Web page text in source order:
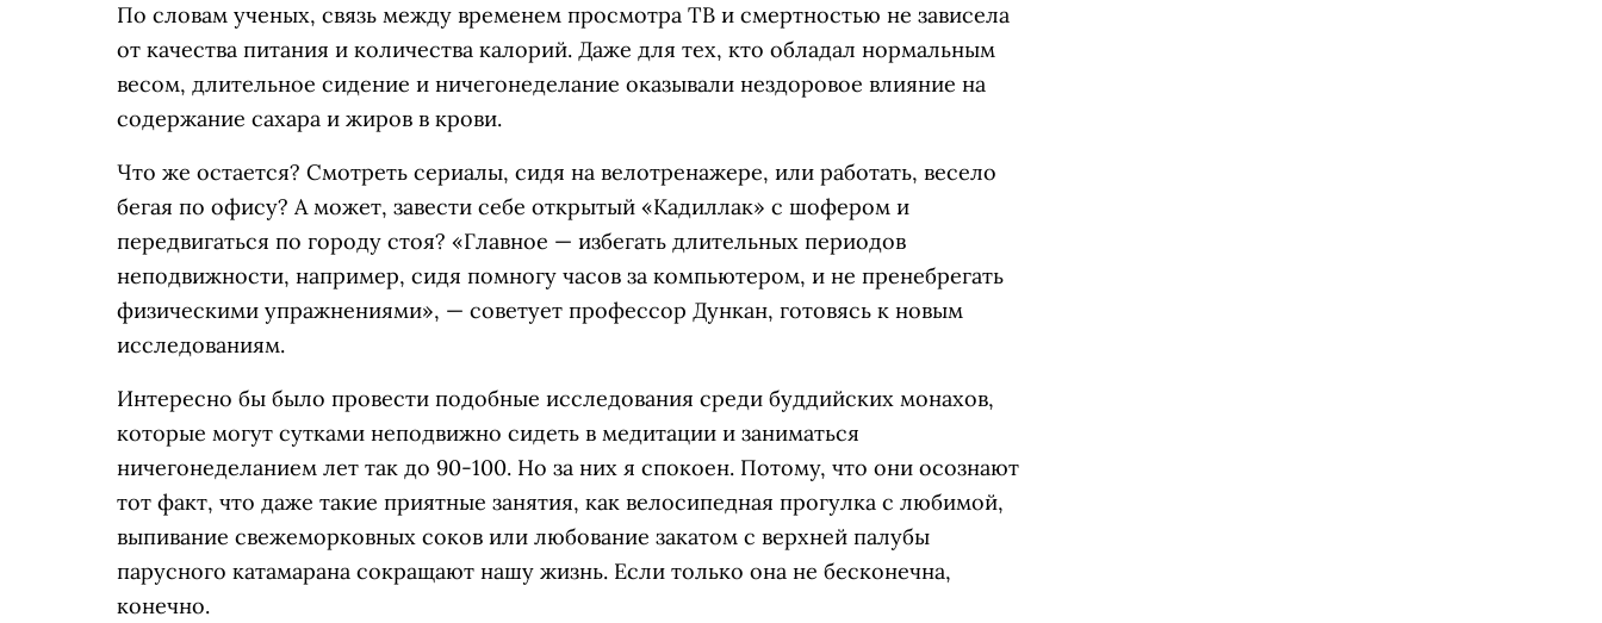
По словам ученых, связь между временем просмотра ТВ и смертностью не зависела
от качества питания и количества калорий. Даже для тех, кто обладал нормальным
весом, длительное сидение и ничегонеделание оказывали нездоровое влияние на
содержание сахара и жиров в крови.
Что же остается? Смотреть сериалы, сидя на велотренажере, или работать, весело
бегая по офису? А может, завести себе открытый «Кадиллак» с шофером и
передвигаться по городу стоя? «Главное — избегать длительных периодов
неподвижности, например, сидя помногу часов за компьютером, и не пренебрегать
физическими упражнениями», — советует профессор Дункан, готовясь к новым
исследованиям.
Интересно бы было провести подобные исследования среди буддийских монахов,
которые могут сутками неподвижно сидеть в медитации и заниматься
ничегонеделанием лет так до 90-100. Но за них я спокоен. Потому, что они осознают
тот факт, что даже такие приятные занятия, как велосипедная прогулка с любимой,
выпивание свежеморковных соков или любование закатом с верхней палубы
парусного катамарана сокращают нашу жизнь. Если только она не бесконечна,
конечно.